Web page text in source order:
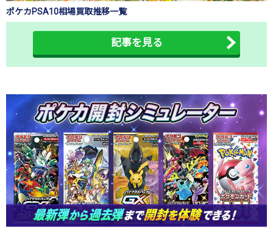
ポケカPSA10相場買取推移一覧
記事を見る